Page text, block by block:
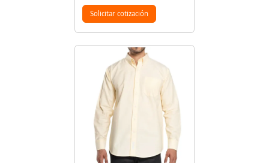
Solicitar cotización